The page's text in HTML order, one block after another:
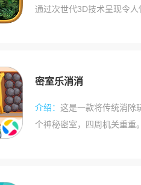
通过次世代3D技术呈现令
内容。
密室乐消消
介绍： 这是一款将传统消除
个神秘密室，四周机关重重